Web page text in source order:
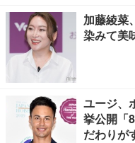
加藤綾菜
染みて美
ユージ、
挙公開「
だわりが